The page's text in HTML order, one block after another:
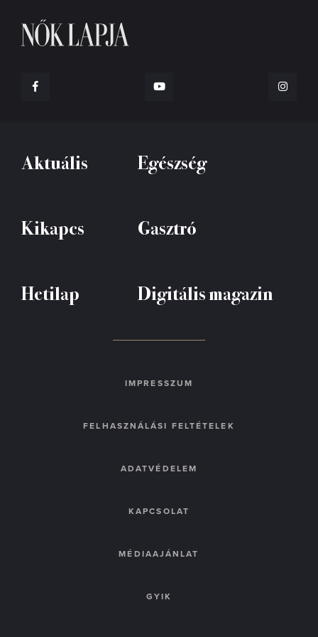
Aktuális Egészség
Kikapcs Gasztró
Hetilap Digitális magazin
IMPRESSZUM
FELHASZNÁLÁSI FELTÉTELEK
ADATVÉDELEM
KAPCSOLAT
MÉDIAAJÁNLAT
GYIK